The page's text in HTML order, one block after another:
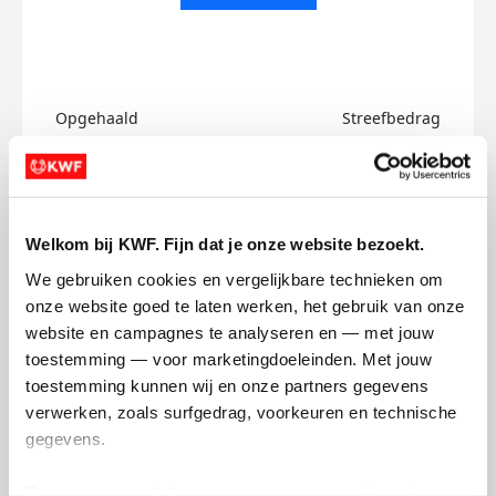
Welkom bij KWF. Fijn dat je onze website bezoekt.
We gebruiken cookies en vergelijkbare technieken om
onze website goed te laten werken, het gebruik van onze
website en campagnes te analyseren en — met jouw
toestemming — voor marketingdoeleinden. Met jouw
toestemming kunnen wij en onze partners gegevens
verwerken, zoals surfgedrag, voorkeuren en technische
gegevens.
Opgehaald
€0
Streefbedrag
€500
Stefan's badges